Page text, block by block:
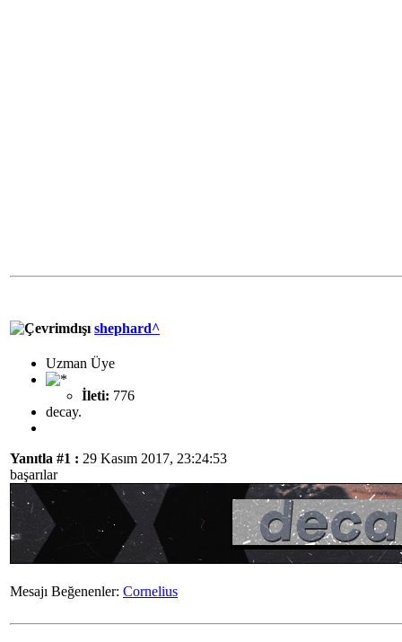
shephard^
Uzman Üye
İleti: 776
decay.
Yanıtla #1 : 29 Kasım 2017, 23:24:53
başarılar
Mesajı Beğenenler: Cornelius